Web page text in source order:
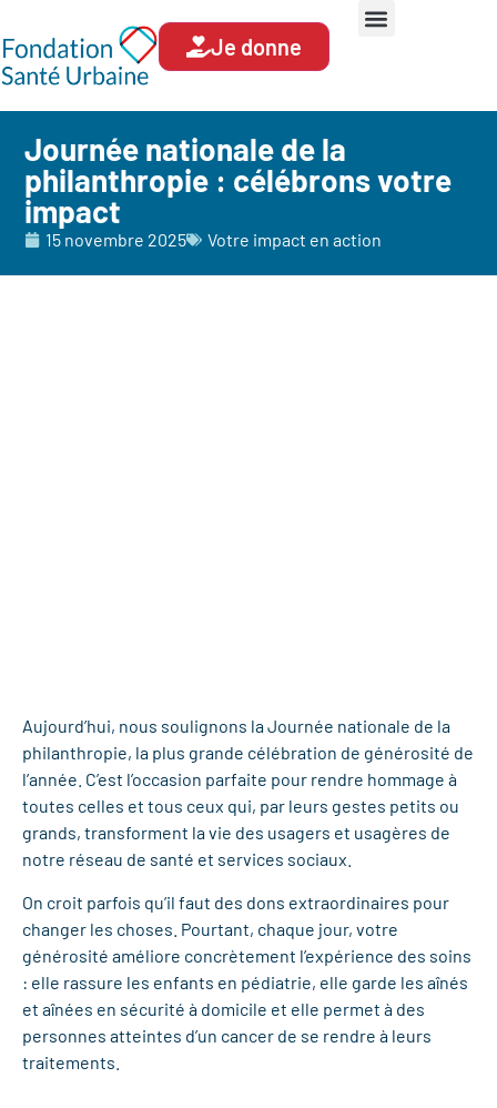
Je donne
Journée nationale de la
philanthropie : célébrons votre
impact
15 novembre 2025 Votre impact en action
Aujourd’hui, nous soulignons la Journée nationale de la
philanthropie, la plus grande célébration de générosité de
l’année. C’est l’occasion parfaite pour rendre hommage à
toutes celles et tous ceux qui, par leurs gestes petits ou
grands, transforment la vie des usagers et usagères de
notre réseau de santé et services sociaux.
On croit parfois qu’il faut des dons extraordinaires pour
changer les choses. Pourtant, chaque jour, votre
générosité améliore concrètement l’expérience des soins
: elle rassure les enfants en pédiatrie, elle garde les aînés
et aînées en sécurité à domicile et elle permet à des
personnes atteintes d’un cancer de se rendre à leurs
traitements.